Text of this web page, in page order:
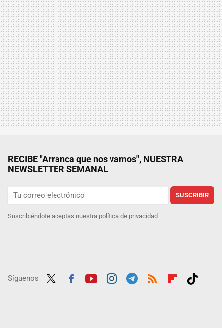
RECIBE "Arranca que nos vamos", NUESTRA
NEWSLETTER SEMANAL
SUSCRIBIR
Suscribiéndote aceptas nuestra política de privacidad
Síguenos